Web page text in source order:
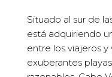
Situado al sur de
está adquiriendo
entre los viajeros y
exuberantes